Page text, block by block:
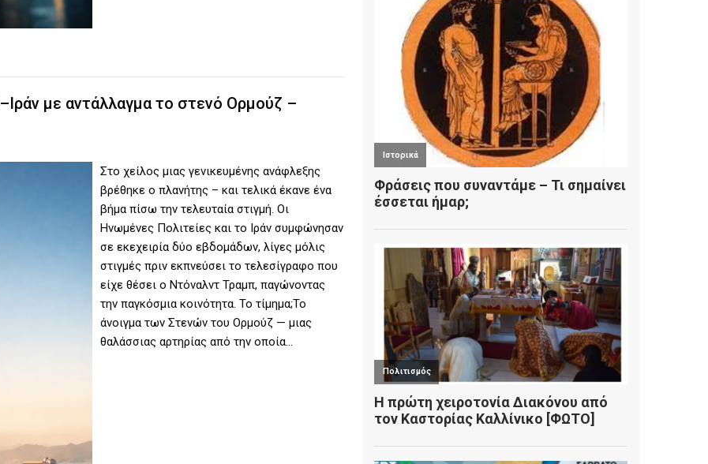
με αντάλλαγμα το στενό Ορμούζ –
Στο χείλος μιας γενικευμένης ανάφλεξης
βρέθηκε ο πλανήτης – και τελικά έκανε ένα
βήμα πίσω την τελευταία στιγμή. Οι
Ηνωμένες Πολιτείες και το Ιράν συμφώνησαν
σε εκεχειρία δύο εβδομάδων, λίγες μόλις
στιγμές πριν εκπνεύσει το τελεσίγραφο που
είχε θέσει ο Ντόναλντ Τραμπ, παγώνοντας
την παγκόσμια κοινότητα. Το τίμημα;Το
άνοιγμα των Στενών του Ορμούζ — μιας
θαλάσσιας αρτηρίας από την οποία…